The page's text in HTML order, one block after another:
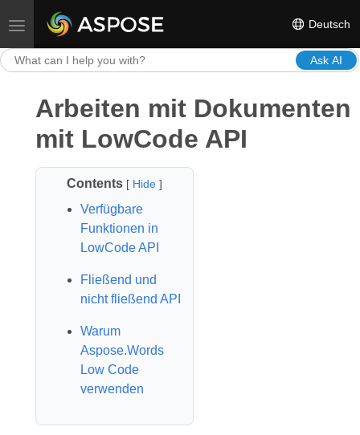
Toggle navigation Deutsch
Ask AI
Arbeiten mit Dokumenten
mit LowCode API
Contents [ Hide]
Verfügbare
Funktionen in
LowCode API
Fließend und
nicht fließend API
Warum
Aspose.Words
Low Code
verwenden